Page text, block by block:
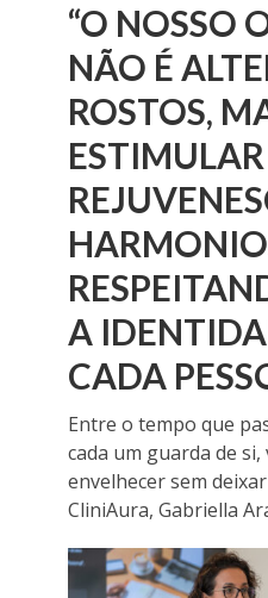
“O NOSSO
NÃO É
ROSTOS,
A
CADA
Entre o tempo que
cada um guarda de si,
envelhecer sem
CliniAura, Gabriella